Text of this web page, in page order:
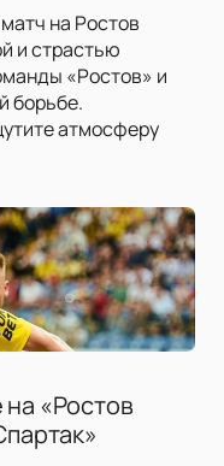
на Ростов
и страстью
«Ростов» и
борьбе.
атмосферу
«Ростов